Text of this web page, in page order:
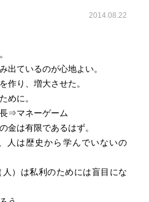
2014.08.22
出ているのが心地よい。
作り、増大させた。
めに。
⇒マネーゲーム
金は有限であるはず。
人は歴史から学んでいないの
）は私利のためには盲目にな